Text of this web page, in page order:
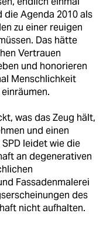
die Agenda 2010 als
zu einer reuigen
Das hätte
Vertrauen
und honorieren
Menschlichkeit
was das Zeug hält,
und einen
leidet wie die
an degenerativen
Fassadenmalerei
des
nicht aufhalten.